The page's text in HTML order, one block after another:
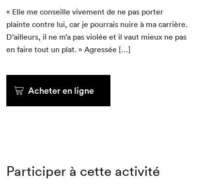
« Elle me con­seille vive­ment de ne pas porter
plainte con­tre lui, car je pour­rais nuire à ma car­rière.
D’ailleurs, il ne m’a pas vio­lée et il vaut mieux ne pas
en faire tout un plat. » Agressée […]
Acheter en ligne
Participer à cette activité